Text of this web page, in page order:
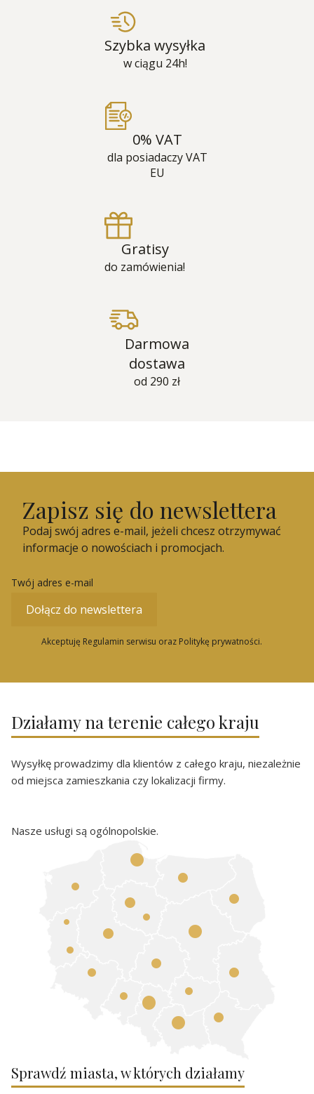
Szybka wysyłka
w ciągu 24h!
0% VAT
dla posiadaczy VAT
EU
Gratisy
do zamówienia!
Darmowa
dostawa
od 290 zł
Zapisz się do newslettera
Podaj swój adres e-mail, jeżeli chcesz otrzymywać
informacje o nowościach i promocjach.
Twój adres e-mail
Dołącz do newslettera
Akceptuję Regulamin serwisu oraz Politykę prywatności.
Działamy na terenie całego kraju
Wysyłkę prowadzimy dla klientów z całego kraju, niezależnie
od miejsca zamieszkania czy lokalizacji firmy.
Nasze usługi są ogólnopolskie.
Sprawdź miasta, w których działamy